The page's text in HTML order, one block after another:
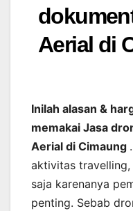
Aerial di
Inilah alasan &
memakai Jasa
Aerial di Cimaung
aktivitas travelling,
saja karenanya
penting. Sebab